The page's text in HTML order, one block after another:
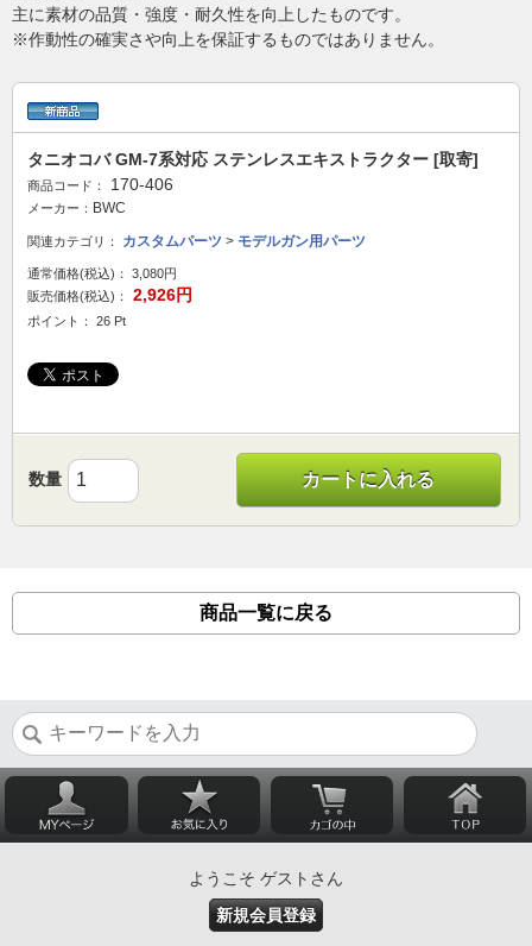
主に素材の品質・強度・耐久性を向上したものです。
※作動性の確実さや向上を保証するものではありません。
タニオコバ GM-7系対応 ステンレスエキストラクター [取寄]
商品コード： 170-406
メーカー： BWC
関連カテゴリ： カスタムパーツ > モデルガン用パーツ
通常価格(税込)：
3,080円
販売価格(税込)：
2,926円
ポイント： 26 Pt
数量 カートに入れる
商品一覧に戻る
ようこそ ゲストさん
新規会員登録